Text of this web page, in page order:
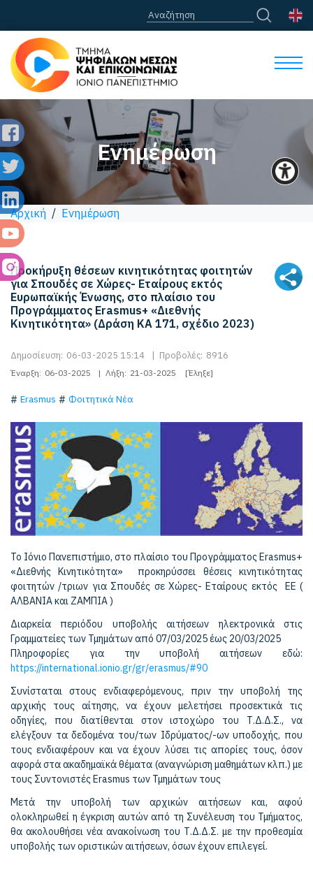
Ενημέρωση
Αρχική / Ενημέρωση
Προκήρυξη θέσεων κινητικότητας φοιτητών
για Σπουδές σε Χώρες- Εταίρους εκτός
Ευρωπαϊκής Ένωσης, στο πλαίσιο του
Προγράμματος Erasmus+ «Διεθνής
Κινητικότητα» (Δράση ΚΑ 171, σχέδιο 2023)
Δημοσίευση: 06-03-2025 15:14 | Προβολές: 8916
Έναρξη: 06-03-2025 | Λήξη: 21-03-2025 [Έληξε]
Erasmus Φοιτητικά Νέα
Το Ιόνιο Πανεπιστήμιο, στο πλαίσιο του Προγράμματος Erasmus+
«Διεθνής Κινητικότητα» προκηρύσσει θέσεις κινητικότητας
φοιτητών /τριων για Σπουδές σε Χώρες- Εταίρους εκτός ΕΕ (
ΑΛΒΑΝΙΑ και ΖΑΜΠΙΑ )
Διαρκεία περιόδου υποβολής αιτήσεων ηλεκτρονικά στις
Γραμματείες των Τμημάτων από 07/03/2025 έως 20/03/2025
Πληροφορίες για την υποβολή αιτήσεων εδώ:
https://international.ionio.gr/gr/erasmus/#90
Συνίσταται στους ενδιαφερόμενους, πριν την υποβολή της
αρχικής τους αίτησης, να έχουν μελετήσει προσεκτικά τις
οδηγίες, που διατίθενται στον ιστοχώρο του Τ.Δ.Δ.Σ., να
ελέγξουν τα δεδομένα του/των Ιδρύματος/-ων υποδοχής, που
τους ενδιαφέρουν και να έχουν λύσει τις απορίες τους, όσον
αφορά στα ακαδημαϊκά θέματα (αναγνώριση μαθημάτων κλπ.) με
τους Συντονιστές Erasmus των Τμημάτων τους
Μετά την υποβολή των αρχικών αιτήσεων και, αφού
ολοκληρωθεί η έγκριση αυτών από τη Συνέλευση του Τμήματος,
θα ακολουθήσει νέα ανακοίνωση του Τ.Δ.Δ.Σ. με την προθεσμία
υποβολής των οριστικών αιτήσεων, όσων έχουν επιλεγεί.